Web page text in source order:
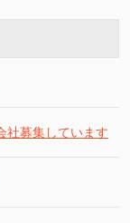
募集しています